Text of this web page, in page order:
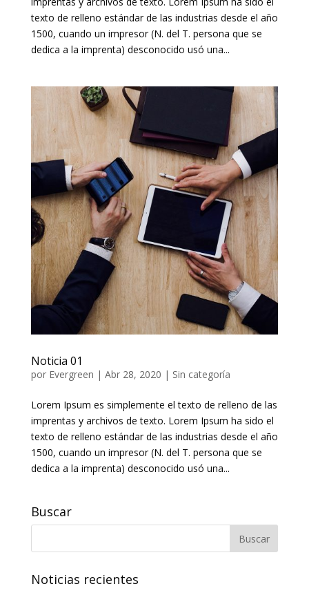
texto de relleno estándar de las industrias desde el año
1500, cuando un impresor (N. del T. persona que se
dedica a la imprenta) desconocido usó una...
Noticia 01
por Evergreen | Abr 28, 2020 | Sin categoría
Lorem Ipsum es simplemente el texto de relleno de las
imprentas y archivos de texto. Lorem Ipsum ha sido el
texto de relleno estándar de las industrias desde el año
1500, cuando un impresor (N. del T. persona que se
dedica a la imprenta) desconocido usó una...
Buscar
Noticias recientes